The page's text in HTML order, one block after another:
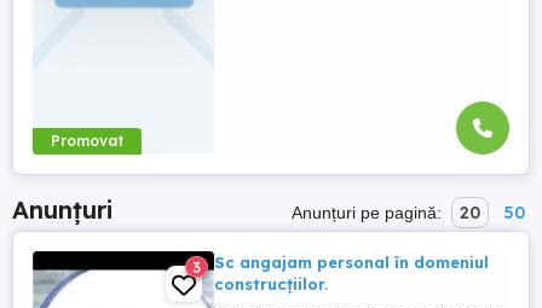
Promovat
Anunțuri Anunțuri pe pagină: 20 50
3
Sc angajam personal în domeniul
construcțiilor.